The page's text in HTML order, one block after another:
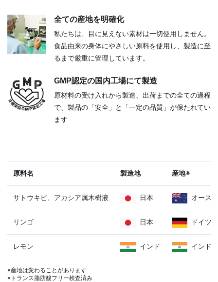
全ての産地を明確化
私たちは、目に見えない素材は一切使用しません。
食品由来の身体にやさしい原料を使用し、製造に至
るまで厳重に管理しています。
GMP認定の国内工場にて製造
原材料の受け入れから製造、出荷までの全ての過程
で、製品の「安全」と「一定の品質」が保たれてい
ます
原料名 製造地 産地※
サトウキビ、アカシア属木樹液 日本 オース
リンゴ 日本 ドイツ他
レモン インド インド
※産地は変わることがあります
※トランス脂肪酸フリー検査済み